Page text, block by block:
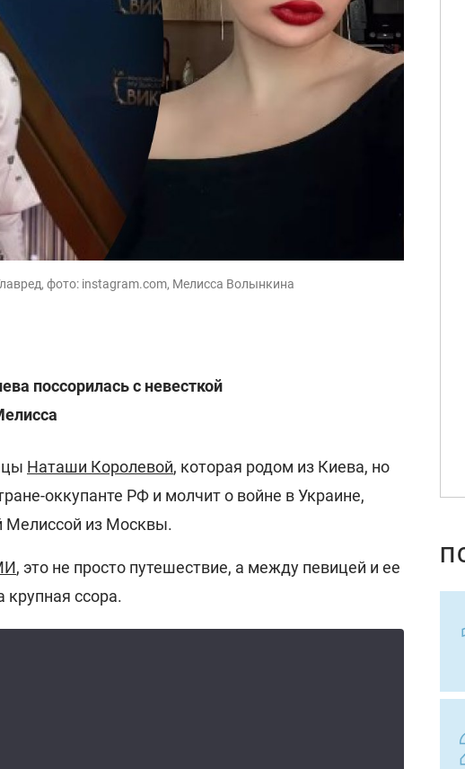
фото: instagram.com, Мелисса Волынкина
поссорилась с невесткой
Наташи Королевой, которая родом из Киева, но
оккупанте РФ и молчит о войне в Украине,
Мелиссой из Москвы.
, это не просто путешествие, а между певицей и ее
крупная ссора.